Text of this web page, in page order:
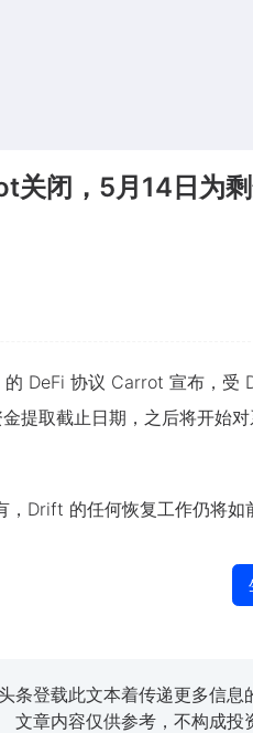
闭，5月14日为
DeFi 协议 Carrot 宣布，
提取截止日期，之后将开始
Drift 的任何恢复工作仍将如
条登载此文本着传递更多信息
文章内容仅供参考，不构成投